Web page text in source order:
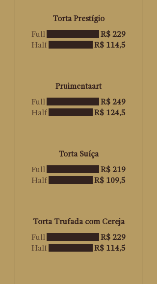
Torta Prestígio
Full
R$ 229
Half
R$ 114,5
Pruimentaart
Full
R$ 249
Half
R$ 124,5
Torta Suíça
Full
R$ 219
Half
R$ 109,5
Torta Trufada com Cereja
Full
R$ 229
Half
R$ 114,5